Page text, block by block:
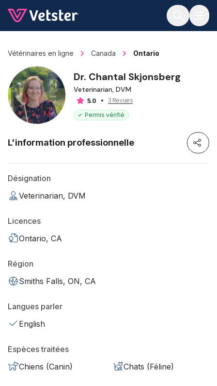
Vétérinaires en ligne Canada Ontario
Dr. Chantal Skjonsberg
Veterinarian, DVM
5.0
3 Revues
Permis vérifié
L'information professionnelle
Désignation
Veterinarian, DVM
Licences
Ontario, CA
Région
Smiths Falls, ON, CA
Langues parler
English
Espèces traitées
Chiens (Canin)
Chats (Féline)